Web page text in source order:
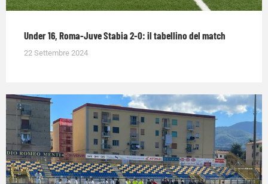
Under 16, Roma-Juve Stabia 2-0: il tabellino del match
22 Settembre 2024